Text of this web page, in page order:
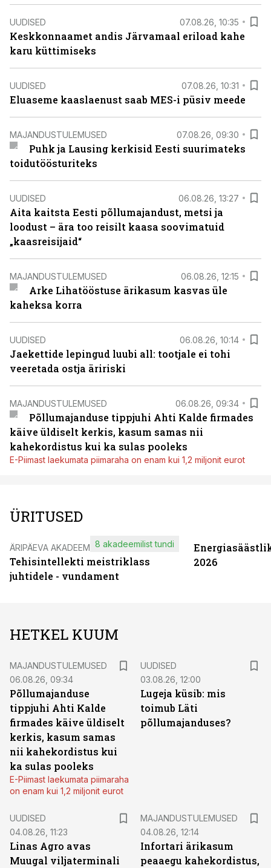
UUDISED 07.08.26, 10:35
Keskkonnaamet andis Järvamaal eriload kahe
karu küttimiseks
UUDISED 07.08.26, 10:31
Eluaseme kaaslaenust saab MES-i püsiv meede
MAJANDUSTULEMUSED 07.08.26, 09:30
Puhk ja Lausing kerkisid Eesti suurimateks
toidutöösturiteks
UUDISED 06.08.26, 13:27
Aita kaitsta Eesti põllumajandust, metsi ja
loodust – ära too reisilt kaasa soovimatuid
„kaasreisijaid“
MAJANDUSTULEMUSED 06.08.26, 12:15
Arke Lihatööstuse ärikasum kasvas üle
kaheksa korra
UUDISED 06.08.26, 10:14
Jaekettide lepingud luubi all: tootjale ei tohi
veeretada ostja äririski
MAJANDUSTULEMUSED 06.08.26, 09:34
Põllumajanduse tippjuhi Ahti Kalde firmades
käive üldiselt kerkis, kasum samas nii
kahekordistus kui ka sulas pooleks
E-Piimast laekumata piimaraha on enam kui 1,2 miljonit eurot
ÜRITUSED
ÄRIPÄEVA AKADEEMIA
Tehisintellekti meistriklass
juhtidele - vundament
8 akadeemilist tundi
2026
HETKEL KUUM
MAJANDUSTULEMUSED
06.08.26, 09:34
Põllumajanduse
tippjuhi Ahti Kalde
firmades käive üldiselt
kerkis, kasum samas
nii kahekordistus kui
ka sulas pooleks
E-Piimast laekumata piimaraha
on enam kui 1,2 miljonit eurot
UUDISED
03.08.26, 12:00
Lugeja küsib: mis
toimub Läti
põllumajanduses?
UUDISED
04.08.26, 11:23
Linas Agro avas
Muugal viljaterminali
MAJANDUSTULEMUSED
04.08.26, 12:14
Infortari ärikasum
peaaegu kahekordistus,